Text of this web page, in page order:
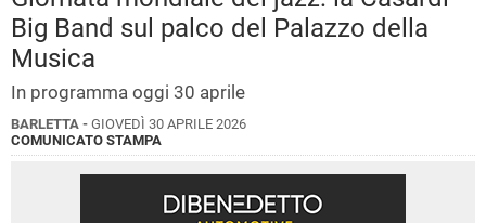
Big Band sul palco del Palazzo della
Musica
In programma oggi 30 aprile
BARLETTA - GIOVEDÌ 30 APRILE 2026
COMUNICATO STAMPA